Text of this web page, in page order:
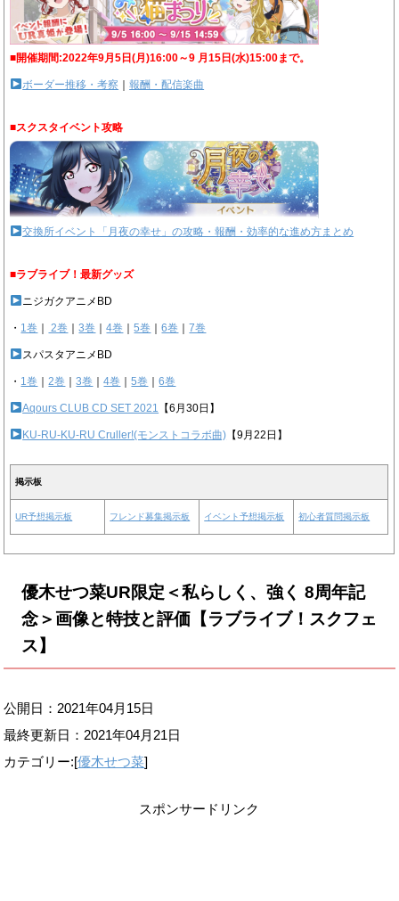
■開催期間:2022年9月5日(月)16:00～9 月15日(水)15:00まで。
ボーダー推移・考察 ｜報酬・配信楽曲
■スクスタイベント攻略
交換所イベント「月夜の幸せ」の攻略・報酬・効率的な進め方まとめ
■ラブライブ！最新グッズ
ニジガクアニメBD
・ 1巻 2巻 ｜3巻 ｜4巻 ｜5巻 ｜6巻 ｜7巻
スパスタアニメBD
・ 1巻 ｜2巻 ｜3巻 ｜4巻 ｜5巻 ｜6巻
Aqours CLUB CD SET 2021 【6月30日】
KU-RU-KU-RU Cruller!(モンストコラボ曲) 【9月22日】
掲示板
UR予想掲示板 フレンド募集掲示板 イベント予想掲示板 初心者質問掲示板
優木せつ菜UR限定＜私らしく、強く 8周年記
念＞画像と特技と評価【ラブライブ！スクフェ
ス】
公開日：2021年04月15日
最終更新日： 2021年04月21日
カテゴリー:[優木せつ菜]
スポンサードリンク